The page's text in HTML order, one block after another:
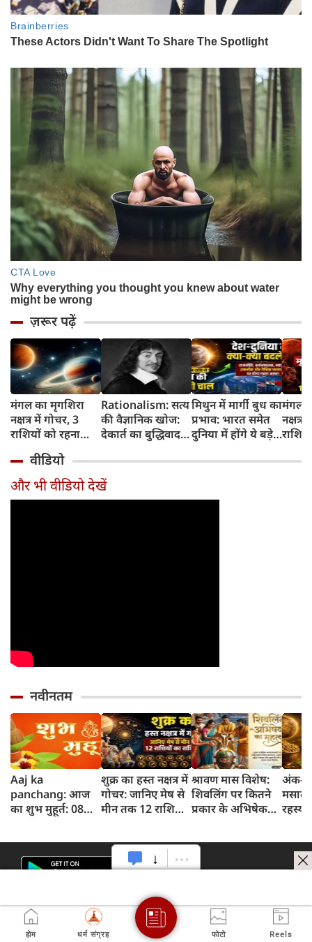
ज़रूर पढ़ें
मंगल का मृगशिरा
नक्षत्र में गोचर, 3
राशियों को रहना
सावधान
Rationalism: सत्य
की वैज्ञानिक खोज:
देकार्त का बुद्धिवाद
का जन्म
मिथुन में मार्गी बुध का
प्रभाव: भारत समेत
दुनिया में होंगे ये बड़े
मंगल
नक्षत्र
किसे
वीडियो
और भी वीडियो देखें
नवीनतम
Aaj ka
panchang: आज
का शुभ मुहूर्त: 08
और शुभ समय
शुक्र का हस्त नक्षत्र में
गोचर: जानिए मेष से
मीन तक 12 राशियों
श्रावण मास विशेष:
शिवलिंग पर कितने
प्रकार के अभिषेक
महत्व
अंक-
मसाले
रहस्य
होम धर्म संग्रह फोटो Reels